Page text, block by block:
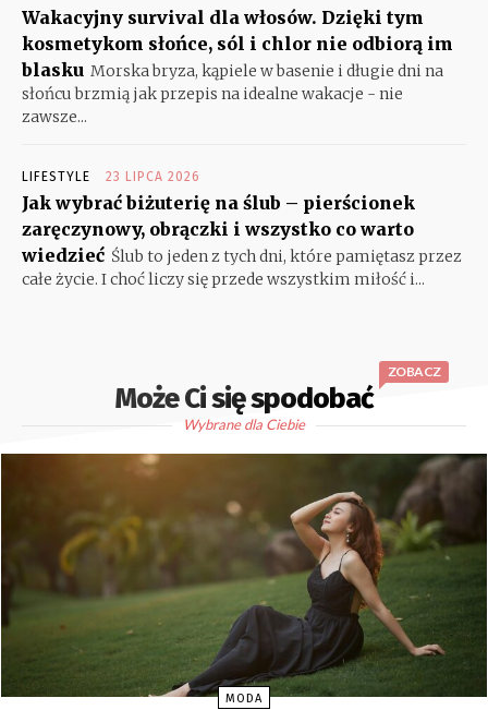
Wakacyjny survival dla włosów. Dzięki tym
kosmetykom słońce, sól i chlor nie odbiorą im
blasku Morska bryza, kąpiele w basenie i długie dni na
słońcu brzmią jak przepis na idealne wakacje - nie
zawsze...
LIFESTYLE 23 LIPCA 2026
Jak wybrać biżuterię na ślub – pierścionek
zaręczynowy, obrączki i wszystko co warto
wiedzieć Ślub to jeden z tych dni, które pamiętasz przez
całe życie. I choć liczy się przede wszystkim miłość i...
Może Ci się spodobać
ZOBACZ
Wybrane dla Ciebie
MODA